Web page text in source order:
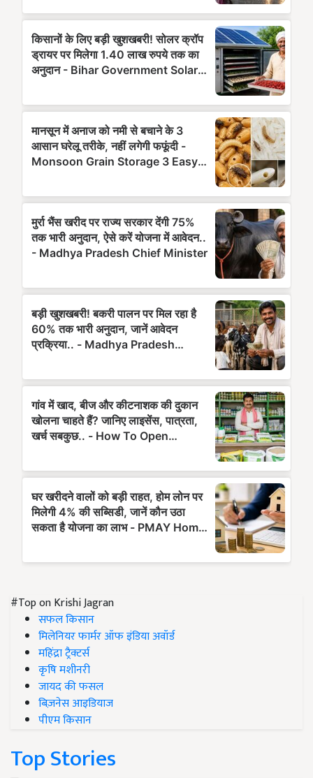
#Top on Krishi Jagran
सफल किसान
मिलेनियर फार्मर ऑफ इंडिया अवॉर्ड
महिंद्रा ट्रैक्टर्स
कृषि मशीनरी
जायद की फसल
बिज़नेस आइडियाज
पीएम किसान
Top Stories